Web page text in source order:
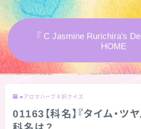
アロマハーブアンケート
おすすめ商品＆レビュー
★スペシャルアロマハーブ４択
『 C Jasmine Rurichira's
HOME
■アロマハーブ４択クイズ
01163【科名】『タイム・ツ